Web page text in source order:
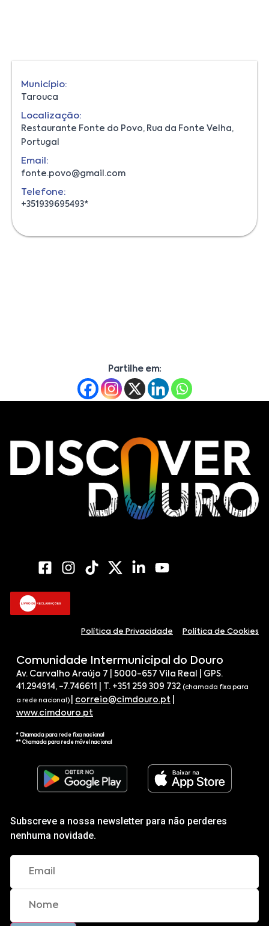
Município:
Tarouca
Localização:
Restaurante Fonte do Povo, Rua da Fonte Velha,
Portugal
Email:
fonte.povo@gmail.com
Telefone:
+351939695493*
Partilhe em:
Política de Privacidade Política de Cookies
Comunidade Intermunicipal do Douro
Av. Carvalho Araújo 7 | 5000-657 Vila Real | GPS.
41.294914, -7.746611 | T. +351 259 309 732 (chamada fixa para
a rede nacional) correio@cimdouro.pt
www.cimdouro.pt
* Chamada para rede fixa nacional
** Chamada para rede móvel nacional
Subscreve a nossa newsletter para não perderes
nenhuma novidade.